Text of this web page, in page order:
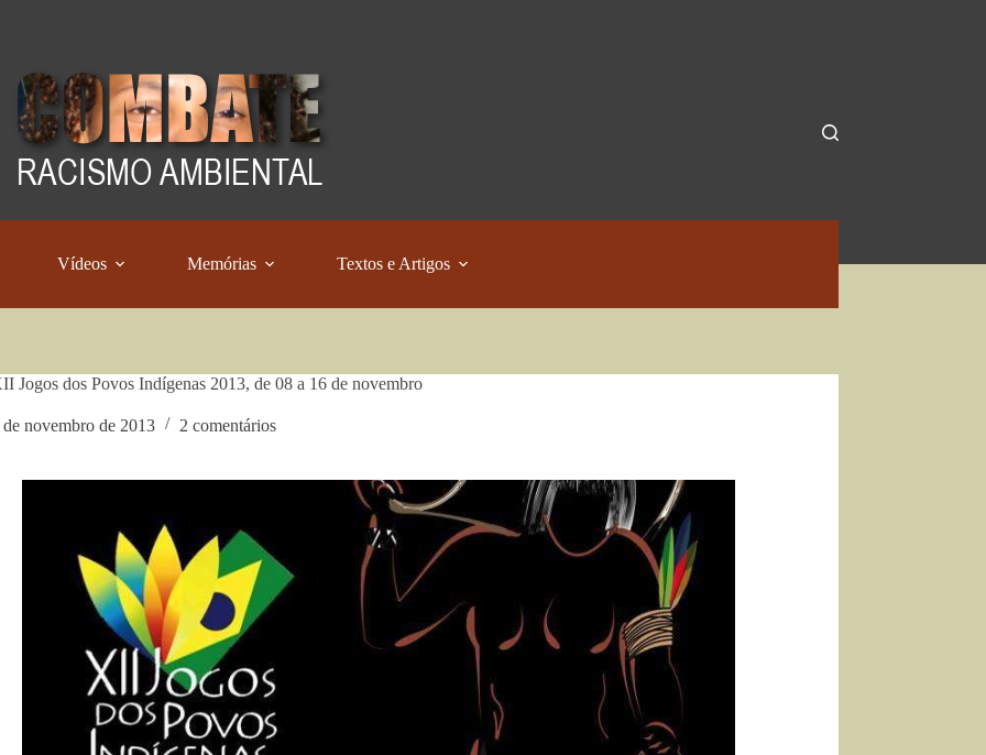
Vídeos Memórias Textos e Artigos
Jogos dos Povos Indígenas 2013, de 08 a 16 de novembro
de novembro de 2013 2 comentários